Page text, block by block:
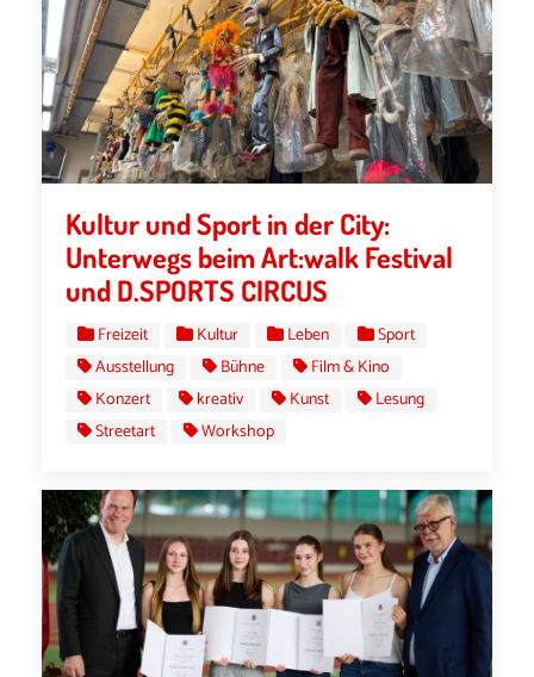
Kultur und Sport in der City:
Unterwegs beim Art:walk Festival
und D.SPORTS CIRCUS
Freizeit Kultur Leben
Sport
Ausstellung
Bühne
Film & Kino
Konzert
kreativ Kunst
Lesung
Streetart
Workshop